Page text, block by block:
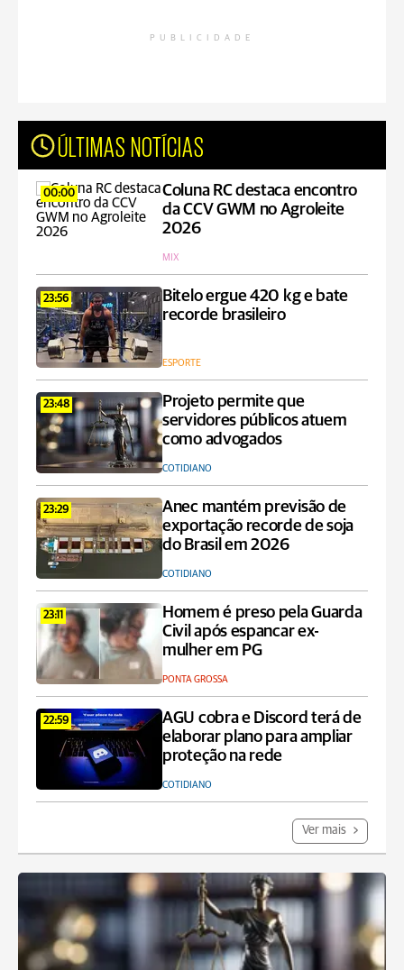
PUBLICIDADE
ÚLTIMAS NOTÍCIAS
00:00
Coluna RC destaca encontro
da CCV GWM no Agroleite
2026
MIX
23:56
Bitelo ergue 420 kg e bate
recorde brasileiro
ESPORTE
23:48
Projeto permite que
servidores públicos atuem
como advogados
COTIDIANO
23:29
Anec mantém previsão de
exportação recorde de soja
do Brasil em 2026
COTIDIANO
23:11
Homem é preso pela Guarda
Civil após espancar ex-
mulher em PG
PONTA GROSSA
22:59
AGU cobra e Discord terá de
elaborar plano para ampliar
proteção na rede
COTIDIANO
Ver mais